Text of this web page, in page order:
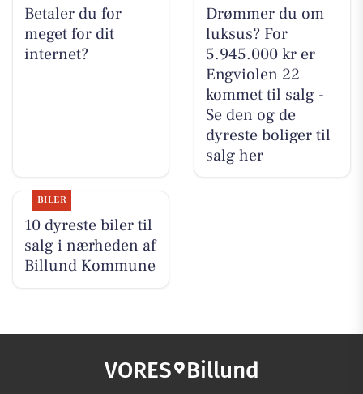
Betaler du for
meget for dit
internet?
Drømmer du om
luksus? For
5.945.000 kr er
Engviolen 22
kommet til salg -
Se den og de
dyreste boliger til
salg her
BILER
10 dyreste biler til
salg i nærheden af
Billund Kommune
VORES Billund